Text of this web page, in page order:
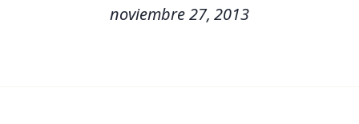
noviembre 27, 2013